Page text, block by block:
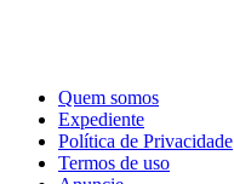
Quem somos
Expediente
Política de Privacidade
Termos de uso